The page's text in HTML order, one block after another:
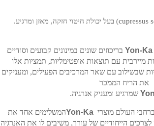
cupressus) בעל יכולת חיטוי חזקה, מאזן ומרגיע.
Yon-Ka בריכוזים שונים במינונים קבועים וסודיים
מיירבית עם תוצאות אופטימליות, תמציות אלו
שבשילוב עם שאר המרכיבים הפעילים, ומעניקים
את הריח הממכר
שמרגיע ומעניק אנרגיה.
העולם מוצרי Yon-Kaהמשלימים אחד את
לצרכים הייחודיים של עורך, משיבים לו את האנרגיה